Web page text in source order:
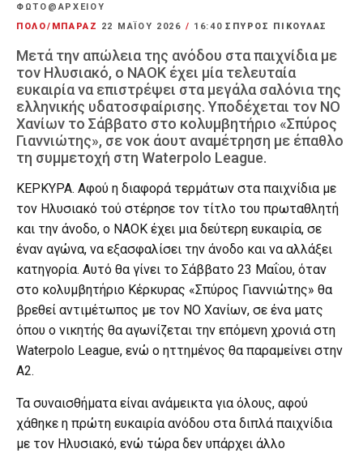
ΦΩΤΟ@ΑΡΧΕΙΟΥ
ΠΟΛΟ/ΜΠΑΡΑΖ
22 ΜΑΪ́ΟΥ 2026 / 16:40 ΣΠΥΡΟΣ ΠΙΚΟΥΛΑΣ
Μετά την απώλεια της ανόδου στα παιχνίδια με
τον Ηλυσιακό, ο ΝΑΟΚ έχει μία τελευταία
ευκαιρία να επιστρέψει στα μεγάλα σαλόνια της
ελληνικής υδατοσφαίρισης. Υποδέχεται τον ΝΟ
Χανίων το Σάββατο στο κολυμβητήριο «Σπύρος
Γιαννιώτης», σε νοκ άουτ αναμέτρηση με έπαθλο
τη συμμετοχή στη Waterpolo League.
ΚΕΡΚΥΡΑ. Αφού η διαφορά τερμάτων στα παιχνίδια με
τον Ηλυσιακό τού στέρησε τον τίτλο του πρωταθλητή
και την άνοδο, ο ΝΑΟΚ έχει μια δεύτερη ευκαιρία, σε
έναν αγώνα, να εξασφαλίσει την άνοδο και να αλλάξει
κατηγορία. Αυτό θα γίνει το Σάββατο 23 Μαΐου, όταν
στο κολυμβητήριο Κέρκυρας «Σπύρος Γιαννιώτης» θα
βρεθεί αντιμέτωπος με τον ΝΟ Χανίων, σε ένα ματς
όπου ο νικητής θα αγωνίζεται την επόμενη χρονιά στη
Waterpolo League, ενώ ο ηττημένος θα παραμείνει στην
Α2.
Τα συναισθήματα είναι ανάμεικτα για όλους, αφού
χάθηκε η πρώτη ευκαιρία ανόδου στα διπλά παιχνίδια
με τον Ηλυσιακό, ενώ τώρα δεν υπάρχει άλλο